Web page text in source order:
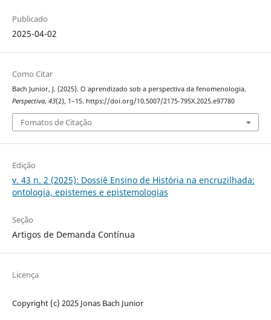
Publicado
2025-04-02
Como Citar
Bach Junior, J. (2025). O aprendizado sob a perspectiva da fenomenologia.
Perspectiva, 43(2), 1–15. https://doi.org/10.5007/2175-795X.2025.e97780
Fomatos de Citação
Edição
v. 43 n. 2 (2025): Dossiê Ensino de História na encruzilhada:
ontologia, epistemes e epistemologias
Seção
Artigos de Demanda Contínua
Licença
Copyright (c) 2025 Jonas Bach Junior